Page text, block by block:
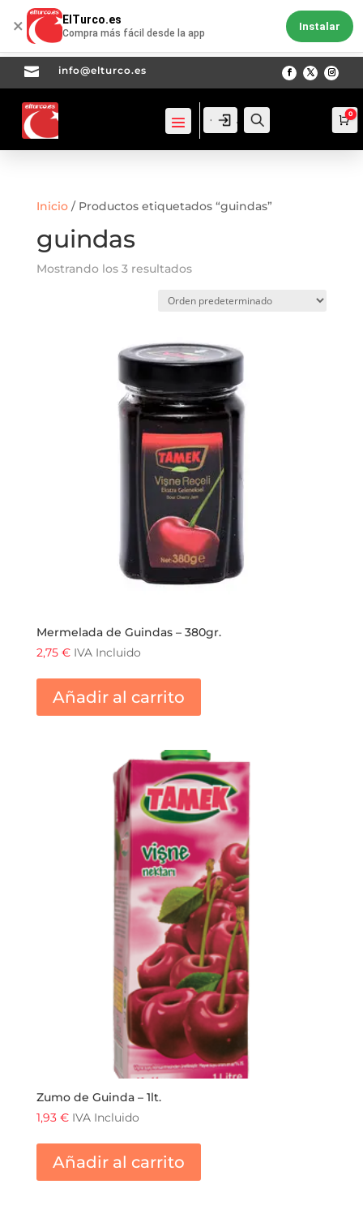
 info@elturco.es
Acceso
Acceso 0
Inicio/ Productos etiquetados “guindas”
guindas
Mostrando los 3 resultados
Mermelada de Guindas – 380gr.
2,75 € IVA Incluido
Añadir al carrito
Zumo de Guinda – 1lt.
1,93 € IVA Incluido
Añadir al carrito
× ElTurco.es
Compra más fácil desde la app
Instalar